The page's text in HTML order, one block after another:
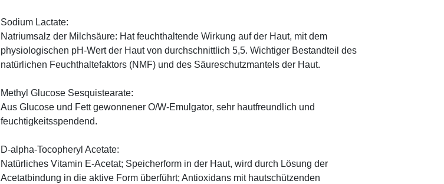
Sodium Lactate:
Natriumsalz der Milchsäure: Hat feuchthaltende Wirkung auf der Haut, mit dem
physiologischen pH-Wert der Haut von durchschnittlich 5,5. Wichtiger Bestandteil des
natürlichen Feuchthaltefaktors (NMF) und des Säureschutzmantels der Haut.
Methyl Glucose Sesquistearate:
Aus Glucose und Fett gewonnener O/W-Emulgator, sehr hautfreundlich und
feuchtigkeitsspendend.
D-alpha-Tocopheryl Acetate:
Natürliches Vitamin E-Acetat; Speicherform in der Haut, wird durch Lösung der
Acetatbindung in die aktive Form überführt; Antioxidans mit hautschützenden